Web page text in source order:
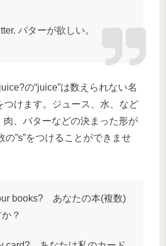
バターが欲しい。
の“juice”は数えられない名
つけます。ジュース、水、など
肉、バターなどの決まった形が
の”s”をつけることができませ
books? あなたの本(複数)
？